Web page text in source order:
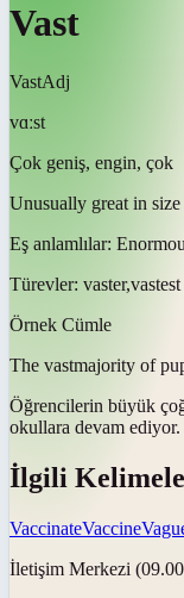
Vast
VastAdj
vɑːst
Çok geniş, engin, çok
Unusually great in
Eş anlamlılar:
Türevler: vaster,vastest
Örnek Cümle
The vastmajority of
Öğrencilerin büyük
okullara devam ediyor.
İlgili
VaccinateVaccine
İletişim Merkezi